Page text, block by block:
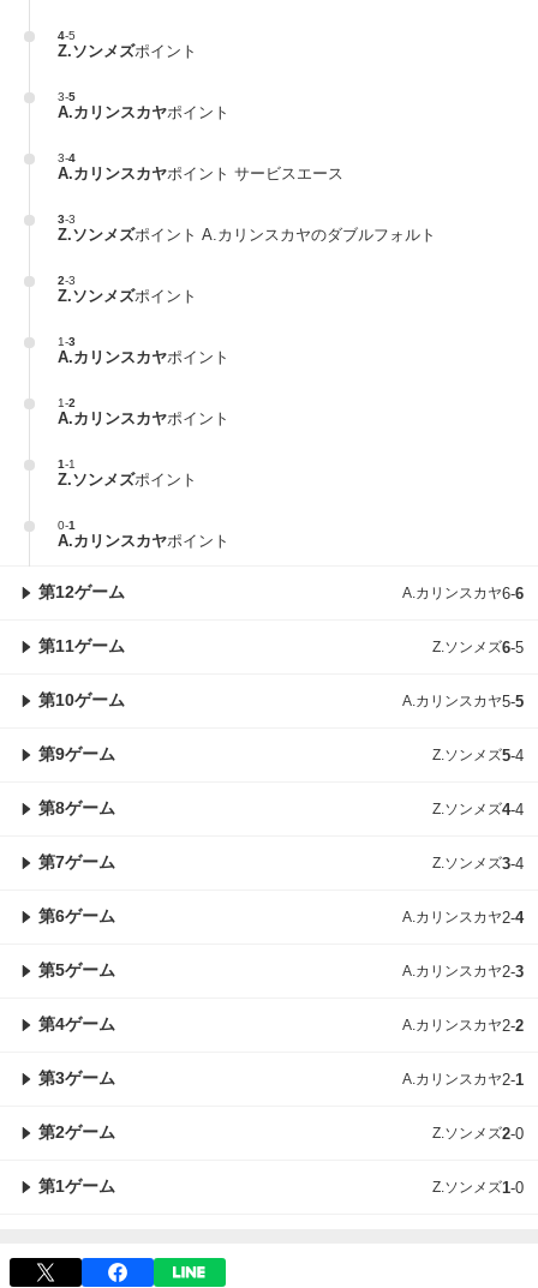
4-5
Z.ソンメズポイント
3-5
A.カリンスカヤポイント
3-4
A.カリンスカヤポイント サービスエース
3-3
Z.ソンメズポイント A.カリンスカヤのダブルフォルト
2-3
Z.ソンメズポイント
1-3
A.カリンスカヤポイント
1-2
A.カリンスカヤポイント
1-1
Z.ソンメズポイント
0-1
A.カリンスカヤポイント
第12ゲーム A.カリンスカヤ6-6
第11ゲーム Z.ソンメズ6-5
第10ゲーム A.カリンスカヤ5-5
第9ゲーム Z.ソンメズ5-4
第8ゲーム Z.ソンメズ4-4
第7ゲーム Z.ソンメズ3-4
第6ゲーム A.カリンスカヤ2-4
第5ゲーム A.カリンスカヤ2-3
第4ゲーム A.カリンスカヤ2-2
第3ゲーム A.カリンスカヤ2-1
第2ゲーム Z.ソンメズ2-0
第1ゲーム Z.ソンメズ1-0